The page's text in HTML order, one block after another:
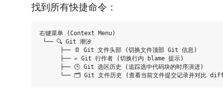
找到所有快捷命令：
右键菜单 (Context Menu)
└── 🔍 Git 潮汐
      ├── 📄 Git 文件头部 (切换文件顶部 Git 信息)
      ├── ✍️ Git 行作者 (切换行内 blame 提示)
      ├── 🕒 Git 选区历史 (追踪选中代码块的时序演进)